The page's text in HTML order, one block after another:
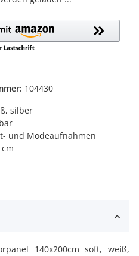
104430
silber
und Modeaufnahmen
140x200cm soft, weiß,